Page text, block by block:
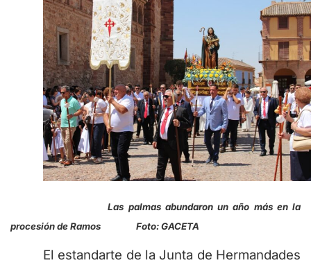
Las palmas abundaron un año más en la
procesión de Ramos Foto: GACETA
El estandarte de la Junta de Hermandades